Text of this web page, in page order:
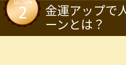
金運アップで
ーンとは？